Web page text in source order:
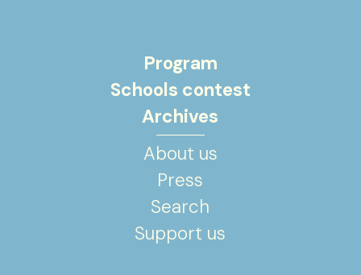
Program
Schools contest
Archives
About us
Press
Search
Support us